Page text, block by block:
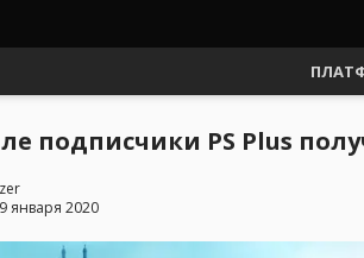
подписчики PS Plus
января 2020